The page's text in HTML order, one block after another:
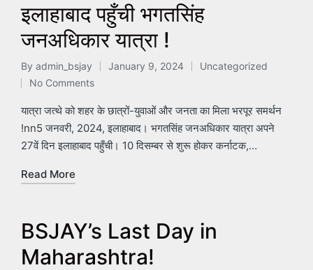
इलाहाबाद पहुँची भगतसिंह
जनअधिकार यात्रा !
Posted
by
By admin_bsjay January 9, 2024
Posted
Uncategorized
No Comments
यात्रा जत्थे को शहर के छात्रों-युवाओं और जनता का मिला भरपूर समर्थन
!nn5 जनवरी, 2024, इलाहाबाद। भगतसिंह जनअधिकार यात्रा अपने
27वें दिन इलाहाबाद पहुँची। 10 दिसम्बर से शुरू होकर कर्नाटक,…
Read More
BSJAY’s Last Day in
Maharashtra!